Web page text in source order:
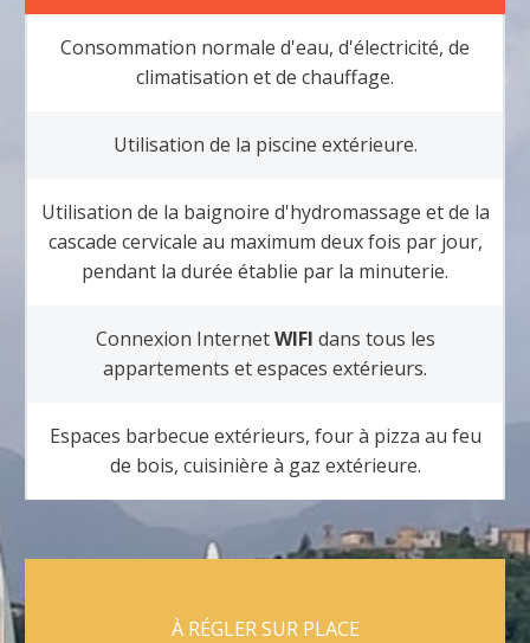
Consommation normale d'eau, d'électricité, de
climatisation et de chauffage.
Utilisation de la piscine extérieure.
Utilisation de la baignoire d'hydromassage et de la
cascade cervicale au maximum deux fois par jour,
pendant la durée établie par la minuterie.
Connexion InternetWIFI dans tous les
appartements et espaces extérieurs.
Espaces barbecue extérieurs, four à pizza au feu
de bois, cuisinière à gaz extérieure.
À RÉGLER SUR PLACE